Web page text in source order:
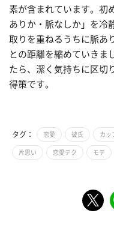
素が含まれています。初
ありか・脈なしか」を冷
取りを重ねるうちに脈あ
との距離を縮めていきま
たら、潔く気持ちに区切
得策です。
タグ： 恋愛 彼氏 カッ
片思い 恋愛テク モテ